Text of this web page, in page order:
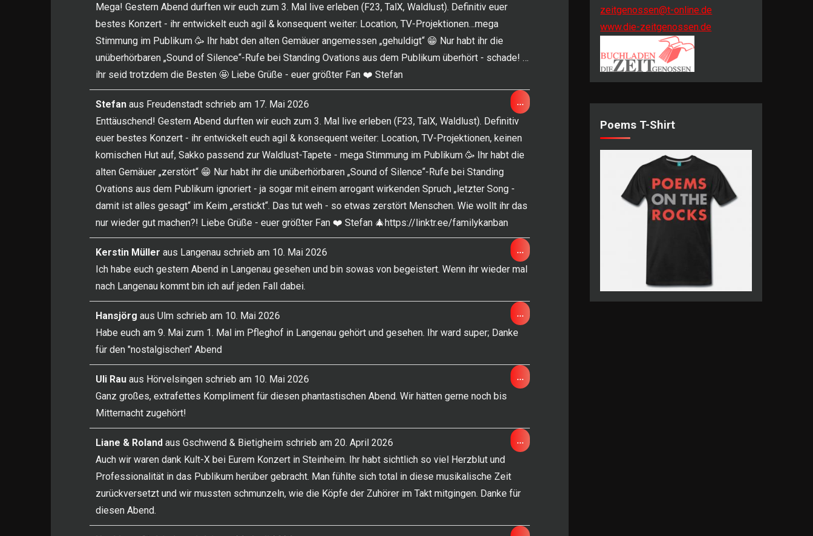
Mega! Gestern Abend durften wir euch zum 3. Mal live erleben (F23, TalX, Waldlust). Definitiv euer
bestes Konzert - ihr entwickelt euch agil & konsequent weiter: Location, TV-Projektionen…mega
Stimmung im Publikum 🥳 Ihr habt den alten Gemäuer angemessen „gehuldigt“ 😁 Nur habt ihr die
unüberhörbaren „Sound of Silence“-Rufe bei Standing Ovations aus dem Publikum überhört - schade! …
ihr seid trotzdem die Besten 🤩 Liebe Grüße - euer größter Fan ❤️ Stefan
Stefan aus Freudenstadt schrieb am 17. Mai 2026
Enttäuschend! Gestern Abend durften wir euch zum 3. Mal live erleben (F23, TalX, Waldlust). Definitiv
euer bestes Konzert - ihr entwickelt euch agil & konsequent weiter: Location, TV-Projektionen, keinen
komischen Hut auf, Sakko passend zur Waldlust-Tapete - mega Stimmung im Publikum 🥳 Ihr habt die
alten Gemäuer „zerstört“ 😁 Nur habt ihr die unüberhörbaren „Sound of Silence“-Rufe bei Standing
Ovations aus dem Publikum ignoriert - ja sogar mit einem arrogant wirkenden Spruch „letzter Song -
damit ist alles gesagt“ im Keim „erstickt“. Das tut weh - so etwas zerstört Menschen. Wie wollt ihr das
nur wieder gut machen?! Liebe Grüße - euer größter Fan ❤️ Stefan 🎄https://linktr.ee/familykanban
... Diese
Metabox
Kerstin Müller aus Langenau schrieb am 10. Mai 2026
Ich habe euch gestern Abend in Langenau gesehen und bin sowas von begeistert. Wenn ihr wieder mal
nach Langenau kommt bin ich auf jeden Fall dabei.
... Diese
Metabox
ein-/ausblenden.
Hansjörg aus Ulm schrieb am 10. Mai 2026
Habe euch am 9. Mai zum 1. Mal im Pfleghof in Langenau gehört und gesehen. Ihr ward super; Danke
für den "nostalgischen" Abend
... Diese
Metabox
Uli Rau aus Hörvelsingen schrieb am 10. Mai 2026
Ganz großes, extrafettes Kompliment für diesen phantastischen Abend. Wir hätten gerne noch bis
Mitternacht zugehört!
... Diese
Metabox
Liane & Roland aus Gschwend & Bietigheim schrieb am 20. April 2026
Auch wir waren dank Kult-X bei Eurem Konzert in Steinheim. Ihr habt sichtlich so viel Herzblut und
Professionalität in das Publikum herüber gebracht. Man fühlte sich total in diese musikalische Zeit
zurückversetzt und wir mussten schmunzeln, wie die Köpfe der Zuhörer im Takt mitgingen. Danke für
diesen Abend.
... Diese
Metabox
zeitgenossen@t-online.de
www.die-zeitgenossen.de
Poems T-Shirt